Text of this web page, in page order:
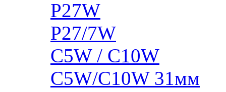
P27W
P27/7W
C5W / C10W
C5W/C10W 31мм